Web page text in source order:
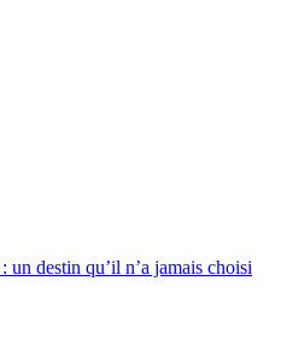
destin qu’il n’a jamais choisi